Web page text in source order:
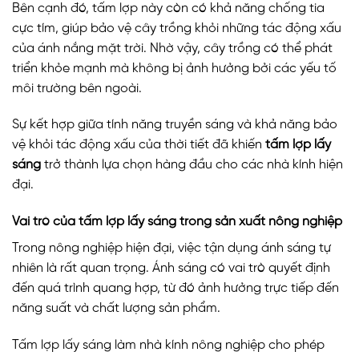
Bên cạnh đó, tấm lợp này còn có khả năng chống tia
cực tím, giúp bảo vệ cây trồng khỏi những tác động xấu
của ánh nắng mặt trời. Nhờ vậy, cây trồng có thể phát
triển khỏe mạnh mà không bị ảnh hưởng bởi các yếu tố
môi trường bên ngoài.
Sự kết hợp giữa tính năng truyền sáng và khả năng bảo
vệ khỏi tác động xấu của thời tiết đã khiến tấm lợp lấy
sáng trở thành lựa chọn hàng đầu cho các nhà kính hiện
đại.
Vai trò của tấm lợp lấy sáng trong sản xuất nông nghiệp
Trong nông nghiệp hiện đại, việc tận dụng ánh sáng tự
nhiên là rất quan trọng. Ánh sáng có vai trò quyết định
đến quá trình quang hợp, từ đó ảnh hưởng trực tiếp đến
năng suất và chất lượng sản phẩm.
Tấm lợp lấy sáng làm nhà kính nông nghiệp cho phép